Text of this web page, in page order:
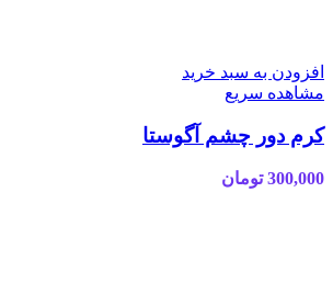
افزودن به سبد خرید
مشاهده سریع
کرم دور چشم آگوستا
300,000 تومان